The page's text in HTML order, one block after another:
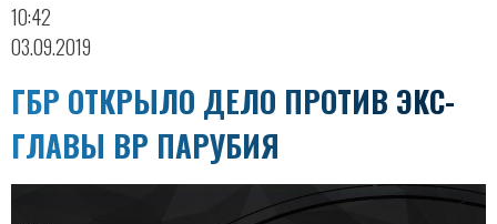
10:42
03.09.2019
ГБР ОТКРЫЛО ДЕЛО ПРОТИВ ЭКС-
ГЛАВЫ ВР ПАРУБИЯ